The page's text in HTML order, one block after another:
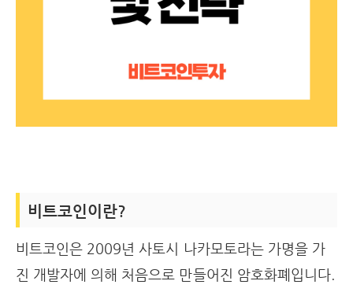
비트코인이란?
비트코인은 2009년 사토시 나카모토라는 가명을 가
진 개발자에 의해 처음으로 만들어진 암호화폐입니다.